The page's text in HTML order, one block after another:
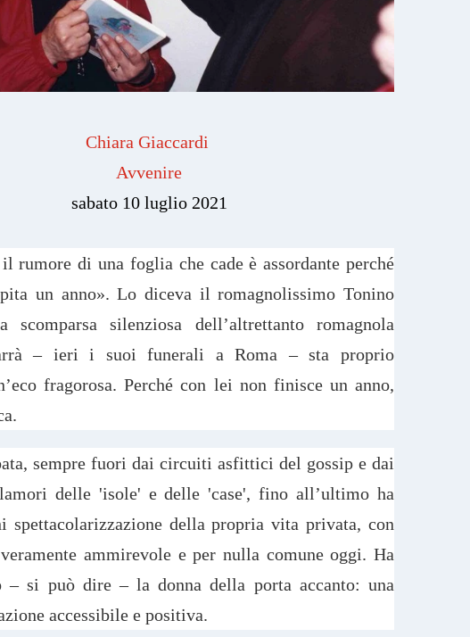
Chiara Giaccardi
Avvenire
sabato 10 luglio 2021
rumore di una foglia che cade è assordante perché
un anno». Lo diceva il romagnolissimo Tonino
scomparsa silenziosa dell’altrettanto romagnola
– ieri i suoi funerali a Roma – sta proprio
fragorosa. Perché con lei non finisce un anno,
sempre fuori dai circuiti asfittici del gossip e dai
delle 'isole' e delle 'case', fino all’ultimo ha
spettacolarizzazione della propria vita privata, con
ammirevole e per nulla comune oggi. Ha
– si può dire – la donna della porta accanto: una
accessibile e positiva.